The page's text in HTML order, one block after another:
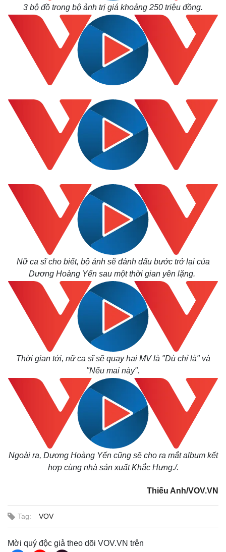
Bất động sản
Khởi nghiệp
Thị trường
Giá vàng
Tiêu dùng
Chứng khoán
3 bộ đồ trong bộ ảnh trị giá khoảng 250 triệu đồng.
Nữ ca sĩ cho biết, bộ ảnh sẽ đánh dấu bước trở lại của
Dương Hoàng Yến sau một thời gian yên lặng.
Thời gian tới, nữ ca sĩ sẽ quay hai MV là "Dù chỉ là" và
"Nếu mai này".
Ngoài ra, Dương Hoàng Yến cũng sẽ cho ra mắt album kết
hợp cùng nhà sản xuất Khắc Hưng./.
Thiếu Anh/VOV.VN
Tag: VOV
Mời quý độc giả theo dõi VOV.VN trên